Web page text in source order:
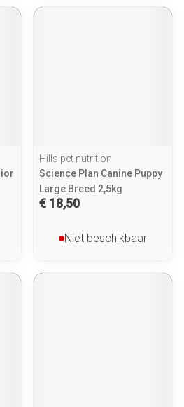
Hills pet nutrition
Science Plan Canine Puppy
Large Breed 2,5kg
€ 18,50
Niet beschikbaar